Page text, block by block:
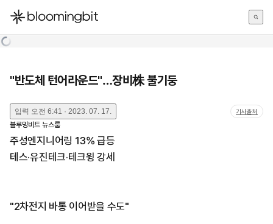
한국어
"반도체 턴어라운드"…장비株 불기둥
입력 오전 6:41 · 2023. 07. 17. 기사출처
블루밍비트 뉴스룸
주성엔지니어링 13% 급등
테스·유진테크·테크윙 강세
"2차전지 바통 이어받을 수도"